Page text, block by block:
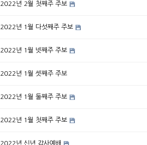
2022년 2월 첫째주 주보
2022년 1월 다섯째주 주보
2022년 1월 넷째주 주보
2022년 1월 셋째주 주보
2022년 1월 둘째주 주보
2022년 1월 첫째주 주보
2022년 신년 감사예배